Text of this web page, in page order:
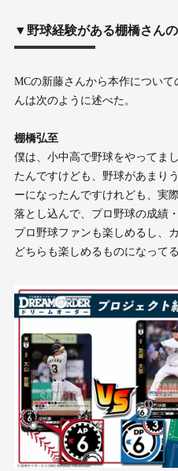
▼野球経験がある棚橋さん
MCの新藤さんから本作につい
んは次のように述べた。
棚橋弘至
僕は、小中高で野球をやってま
たんですけども、野球があまり
ーになったんですけれども、実
落とし込んで、プロ野球の成績
プロ野球ファンも楽しめるし、
どちらも楽しめるものになって